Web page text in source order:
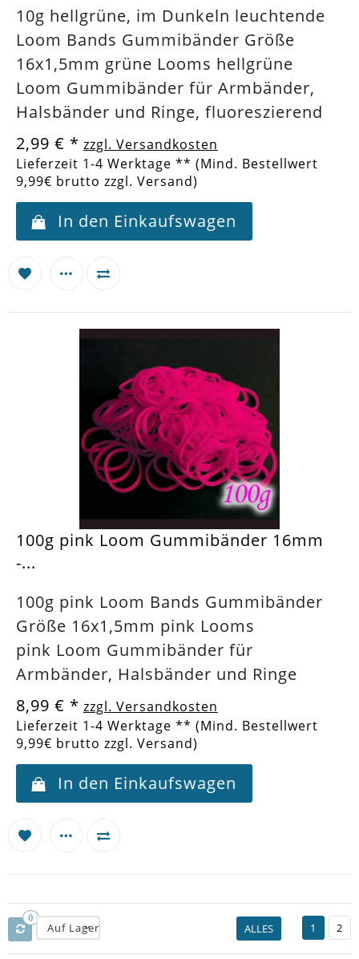
10g hellgrüne, im Dunkeln leuchtende
Loom Bands Gummibänder Größe
16x1,5mm grüne Looms hellgrüne
Loom Gummibänder für Armbänder,
Halsbänder und Ringe, fluoreszierend
2,99 € * zzgl. Versandkosten
Lieferzeit 1-4 Werktage ** (Mind. Bestellwert
9,99€ brutto zzgl. Versand)
In den Einkaufswagen
100g pink Loom Gummibänder 16mm
-...
100g pink Loom Bands Gummibänder
Größe 16x1,5mm pink Looms
pink Loom Gummibänder für
Armbänder, Halsbänder und Ringe
8,99 € * zzgl. Versandkosten
Lieferzeit 1-4 Werktage ** (Mind. Bestellwert
9,99€ brutto zzgl. Versand)
In den Einkaufswagen
0
Auf Lager ALLES 1 2